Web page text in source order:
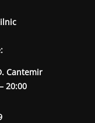
Cantemir
20:00